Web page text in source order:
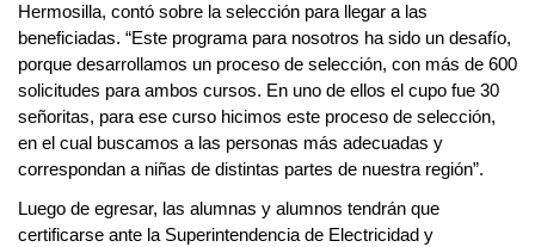
Hermosilla, contó sobre la selección para llegar a las
beneficiadas. “Este programa para nosotros ha sido un desafío,
porque desarrollamos un proceso de selección, con más de 600
solicitudes para ambos cursos. En uno de ellos el cupo fue 30
señoritas, para ese curso hicimos este proceso de selección,
en el cual buscamos a las personas más adecuadas y
correspondan a niñas de distintas partes de nuestra región”.
Luego de egresar, las alumnas y alumnos tendrán que
certificarse ante la Superintendencia de Electricidad y